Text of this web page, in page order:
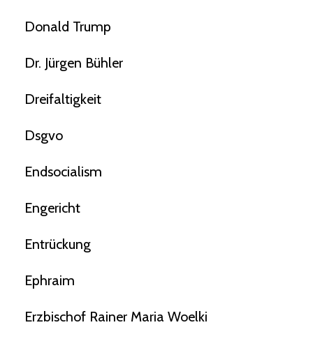
Donald Trump
Dr. Jürgen Bühler
Dreifaltigkeit
Dsgvo
Endsocialism
Engericht
Entrückung
Ephraim
Erzbischof Rainer Maria Woelki